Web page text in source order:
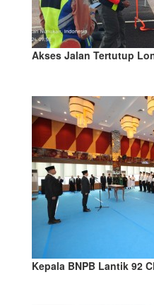
Akses Jalan Tertutup
Kepala BNPB Lantik 92